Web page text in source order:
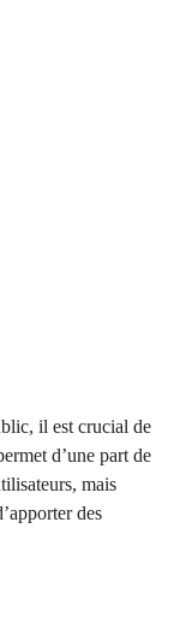
il est crucial de
d’une part de
mais
des